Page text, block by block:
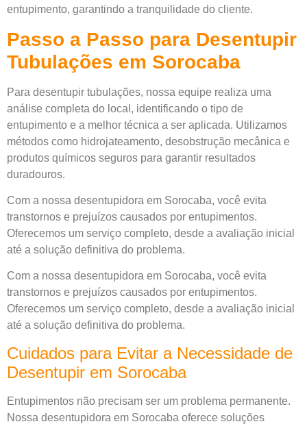
entupimento, garantindo a tranquilidade do cliente.
Passo a Passo para Desentupir
Tubulações em Sorocaba
Para desentupir tubulações, nossa equipe realiza uma
análise completa do local, identificando o tipo de
entupimento e a melhor técnica a ser aplicada. Utilizamos
métodos como hidrojateamento, desobstrução mecânica e
produtos químicos seguros para garantir resultados
duradouros.
Com a nossa desentupidora em Sorocaba, você evita
transtornos e prejuízos causados por entupimentos.
Oferecemos um serviço completo, desde a avaliação inicial
até a solução definitiva do problema.
Com a nossa desentupidora em Sorocaba, você evita
transtornos e prejuízos causados por entupimentos.
Oferecemos um serviço completo, desde a avaliação inicial
até a solução definitiva do problema.
Cuidados para Evitar a Necessidade de
Desentupir em Sorocaba
Entupimentos não precisam ser um problema permanente.
Nossa desentupidora em Sorocaba oferece soluções